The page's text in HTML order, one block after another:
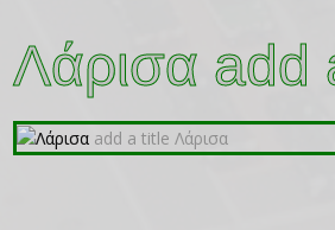
Λάρισα add